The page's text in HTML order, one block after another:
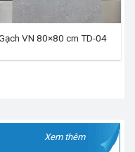
VN 80×80 cm TD-04
Xem thêm